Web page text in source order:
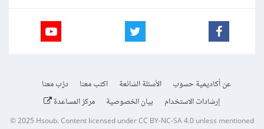
عن أكاديمية حسوب الأسئلة الشائعة اكتب معنا
درّب معنا
إرشادات الاستخدام
بيان الخصوصية مركز المساعدة
© 2025Hsoub.Content licensed underCC BY-NC-SA 4.0unless mentioned